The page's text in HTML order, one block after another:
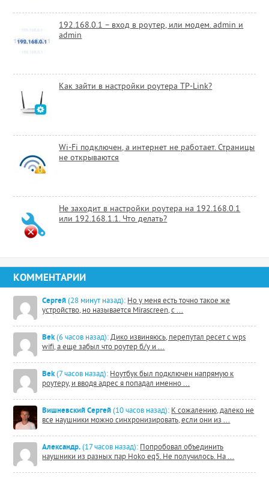
192.168.0.1 – вход в роутер, или модем. admin и
admin
Как зайти в настройки роутера TP-Link?
Wi-Fi подключен, а интернет не работает. Страницы
не открываются
Не заходит в настройки роутера на 192.168.0.1
или 192.168.1.1. Что делать?
КОММЕНТАРИИ
Сергей (28 минут назад): Но у меня есть точно такое же
устройство, но называется Mirascreen, с ...
Bek(6 часов назад): Дико извиняюсь, перепутал ресет с wps
wifi, а еще забыл что роутер б/у и ...
Bek(7 часов назад): Ноутбук был подключен напрямую к
роутеру, и вводя адрес я попадал именно ...
Вишневский Сергей (10 часов назад): К сожалению, далеко не
все наушники можно синхронизировать, если они из ...
Александр. (17 часов назад): Попробовал объединить
наушники из разных пар Hoko eq5. Не получилось. На ...